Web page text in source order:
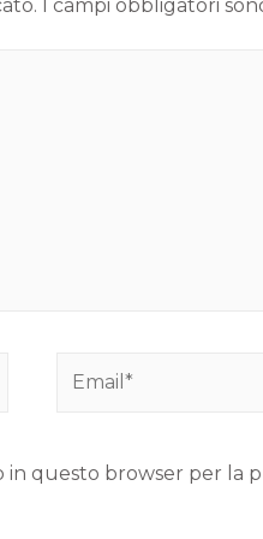
I campi obbligatori
in questo browser per la